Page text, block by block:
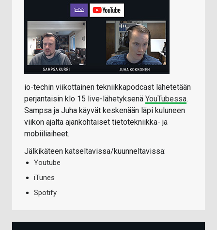
io-techin viikottainen tekniikkapodcast lähetetään
perjantaisin klo 15 live-lähetyksenä YouTubessa.
Sampsa ja Juha käyvät keskenään läpi kuluneen
viikon ajalta ajankohtaiset tietotekniikka- ja
mobiiliaiheet.
Jälkikäteen katseltavissa/kuunneltavissa:
Youtube
iTunes
Spotify